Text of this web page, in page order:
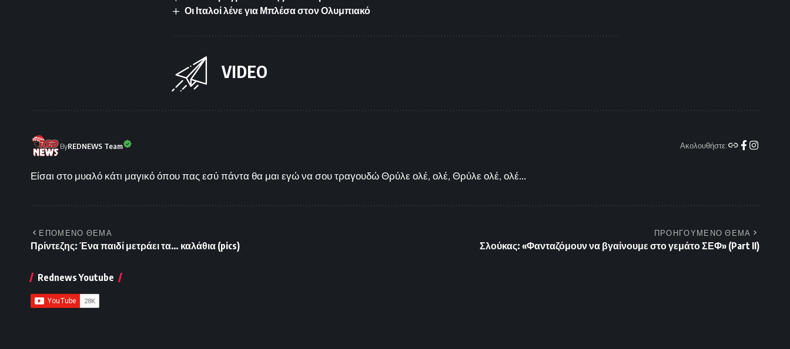
Οι Ιταλοί λένε για Μπλέσα στον Ολυμπιακό
VIDEO
ByREDNEWS Team Ακολουθήστε:
Είσαι στο μυαλό κάτι μαγικό όπου πας εσύ πάντα θα μαι εγώ να σου τραγουδώ Θρύλε ολέ, ολέ, Θρύλε ολέ, ολέ...
ΕΠΟΜΕΝΟ ΘΕΜΑ
Πρίντεζης: Ένα παιδί μετράει τα… καλάθια (pics)
ΠΡΟΗΓΟΥΜΕΝΟ ΘΕΜΑ
Σλούκας: «Φανταζόμουν να βγαίνουμε στο γεμάτο ΣΕΦ» (Part II)
Rednews Youtube